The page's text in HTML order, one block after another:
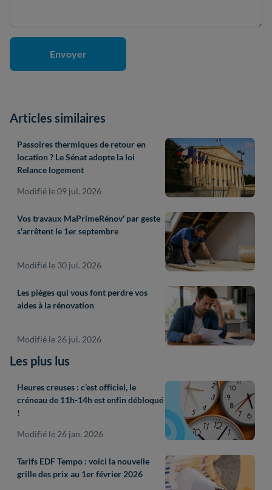
Articles similaires
Passoires thermiques de retour en
location ? Le Sénat adopte la loi
Relance logement
Modifié le 09 jul. 2026
Vos travaux MaPrimeRénov' par geste
s'arrêtent le 1er septembre
Modifié le 30 jui. 2026
Les pièges qui vous font perdre vos
aides à la rénovation
Modifié le 26 jui. 2026
Les plus lus
Heures creuses : c’est officiel, le
créneau de 11h-14h est enfin débloqué
!
Modifié le 26 jan. 2026
Tarifs EDF Tempo : voici la nouvelle
grille des prix au 1er février 2026